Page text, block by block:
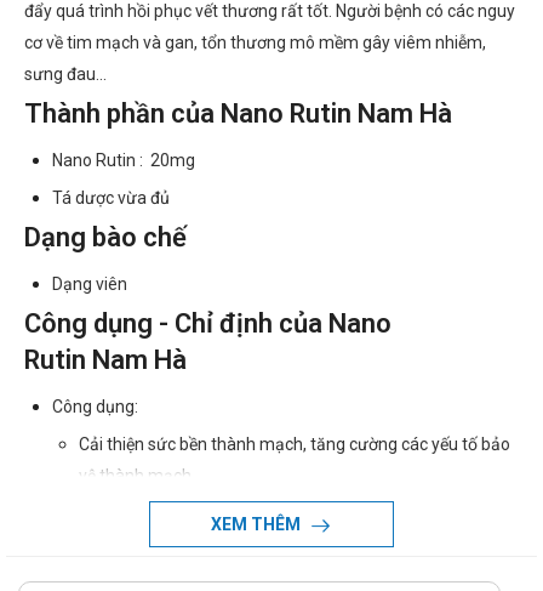
đẩy quá trình hồi phục vết thương rất tốt. Người bệnh có các nguy
cơ về tim mạch và gan, tổn thương mô mềm gây viêm nhiễm,
sưng đau...
Thành phần của Nano Rutin Nam Hà
Nano Rutin : 20mg
Tá dược vừa đủ
Dạng bào chế
Dạng viên
Công dụng - Chỉ định của Nano
Rutin Nam Hà
Công dụng:
Cải thiện sức bền thành mạch, tăng cường các yếu tố bảo
vệ thành mạch
Hỗ trợ làm giảm các triệu chứng viêm nhiễm, hạn chế tình
trạng giãn tĩnh mạch, đột quỵ, xuất huyết
Chống lại các gốc tự do, làm chậm quá trình oxy hóa, giảm
XEM THÊM